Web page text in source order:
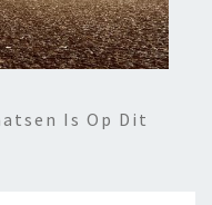
Is Op Dit